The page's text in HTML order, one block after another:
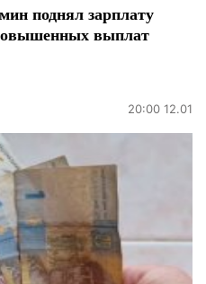
поднял зарплату
выплат
20:00 12.01